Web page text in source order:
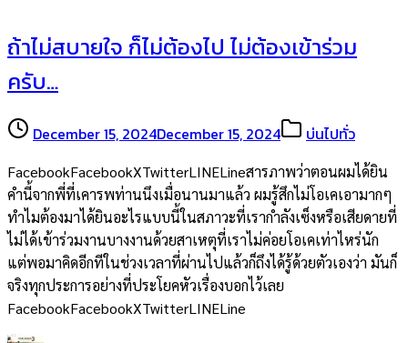
ถ้าไม่สบายใจ ก็ไม่ต้องไป ไม่ต้องเข้าร่วม
ครับ…
December 15, 2024December 15, 2024 บ่นไปทั่ว
FacebookFacebookXTwitterLINELineสารภาพว่าตอนผมได้ยิน
คำนี้จากพี่ที่เคารพท่านนึงเมื่อนานมาแล้ว ผมรู้สึกไม่โอเคเอามากๆ
ทำไมต้องมาได้ยินอะไรแบบนี้ในสภาวะที่เรากำลังเซ็งหรือเสียดายที่
ไม่ได้เข้าร่วมงานบางงานด้วยสาเหตุที่เราไม่ค่อยโอเคเท่าไหร่นัก
แต่พอมาคิดอีกทีในช่วงเวลาที่ผ่านไปแล้วก็ถึงได้รู้ด้วยตัวเองว่า มันก็
จริงทุกประการอย่างที่ประโยคหัวเรื่องบอกไว้เลย
FacebookFacebookXTwitterLINELine